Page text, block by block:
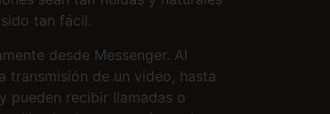
tan fácil.
desde Messenger. Al
transmisión de un video, hasta
pueden recibir llamadas o